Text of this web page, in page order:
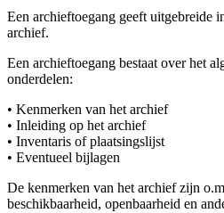
Een archieftoegang geeft uitgebreide
archief.
Een archieftoegang bestaat over het
onderdelen:
• Kenmerken van het archief
• Inleiding op het archief
• Inventaris of plaatsingslijst
• Eventueel bijlagen
De kenmerken van het archief zijn
beschikbaarheid, openbaarheid en